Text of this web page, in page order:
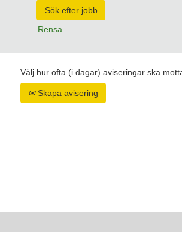
Rensa
Välj hur ofta (i dagar) aviseringar ska
Skapa avisering